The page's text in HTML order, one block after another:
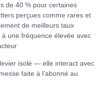
de 40 % pour certaines
perçues comme rares et
de meilleurs taux
une fréquence élevée avec
isolé — elle interact avec
faite à l’abonné au